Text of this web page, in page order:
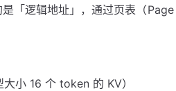
「逻辑地址」，通过页表（
小 16 个 token 的 KV）